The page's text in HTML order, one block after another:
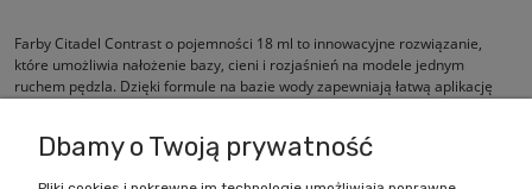
Farby Citadel Contrast o pojemności 18 ml to innowacyjne rozwiązanie,
które umożliwia nałożenie bazy, cieni i rozjaśnień na modele jednym
ruchem pędzla. Dzięki formule na bazie wody zapewniają łatwą aplikację
Dbamy o Twoją prywatność